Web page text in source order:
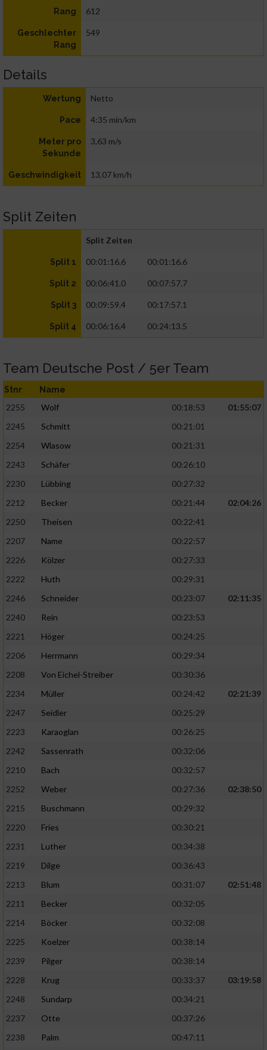
Rang 612
Geschlechter
Rang
549
Details
Wertung Netto
Pace 4:35 min/km
Meter pro
Sekunde
3,63 m/s
Geschwindigkeit 13,07 km/h
Split Zeiten
Split Zeiten
Split 1 00:01:16.6 00:01:16.6
Split 2 00:06:41.0 00:07:57.7
Split 3 00:09:59.4 00:17:57.1
Split 4 00:06:16.4 00:24:13.5
Team Deutsche Post / 5er Team
Stnr Name
2255 Wolf 00:18:53
01:55:07
2245
Schmitt
00:21:01
2254
Wlasow
00:21:31
2243
Schäfer
00:26:10
2230
Lübbing
00:27:32
2212
Becker 00:21:44
02:04:26
2250
Theisen
00:22:41
2207
Name
00:22:57
2226
Kölzer
00:27:33
2222
Huth
00:29:31
2246
Schneider 00:23:07
02:11:35
2240
Rein
00:23:53
2221
Höger
00:24:25
2206
Herrmann
00:29:34
2208
Von Eichel-Streiber
00:30:36
2234
Müller 00:24:42
02:21:39
2247
Seidler
00:25:29
2223
Karaoglan
00:26:25
2242
Sassenrath
00:32:06
2210
Bach
00:32:57
2252
Weber 00:27:36
02:38:50
2215
Buschmann
00:29:32
2220
Fries
00:30:21
2231
Luther
00:34:38
2219
Dilge
00:36:43
2213
Blum 00:31:07
02:51:48
2211
Becker
00:32:05
2214
Böcker
00:32:08
2225
Koelzer
00:38:14
2239
Pilger
00:38:14
2228
Krug 00:33:37
03:19:58
2248
Sundarp
00:34:21
2237
Otte
00:37:26
2238
Palm 00:47:11